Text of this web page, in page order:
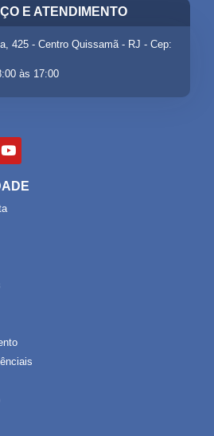
E ATENDIMENTO
425 - Centro Quissamã - RJ - Cep:
às 17:00